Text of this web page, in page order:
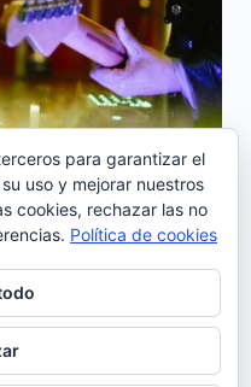
es lo mismo
tema llamado
pasado, se
editado bajo el
para garantizar el
uso y mejorar nuestros
cookies, rechazar las no
Política de cookies